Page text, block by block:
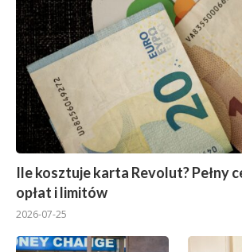
Ile kosztuje karta Revolut? Pełny
opłat i limitów
2026-07-25